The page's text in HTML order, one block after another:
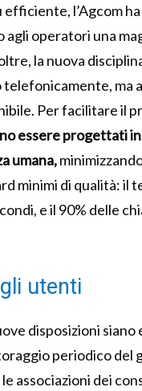
l’Agcom
agli operatori una
la nuova
ma
Per facilitare il
essere progettati
umana,
minimi di qualità: il
e il 90% delle
utenti
disposizioni
periodico
associazioni dei